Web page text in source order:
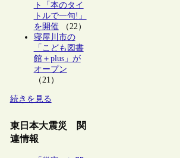
ト「本のタイ
トルで一句!」
を開催（22）
寝屋川市の
「こども図書
館＋plus」が
オープン
（21）
続きを見る
東日本大震災 関
連情報